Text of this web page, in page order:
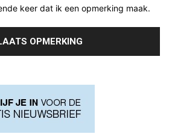
keer dat ik een opmerking maak.